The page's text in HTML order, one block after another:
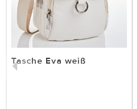
Tasche Eva weiß